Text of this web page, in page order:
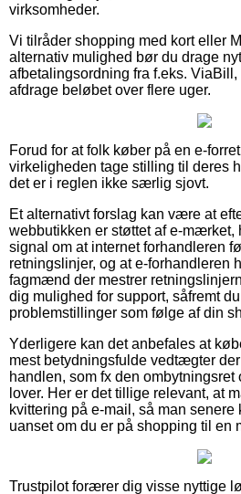
virksomheder.
Vi tilråder shopping med kort eller
alternativ mulighed bør du drage
afbetalingsordning fra f.eks.
afdrage beløbet over flere uger.
Forud for at folk køber på en e-
virkeligheden tage stilling til deres
det er i reglen ikke særlig sjovt.
Et alternativt forslag kan være at
webbutikken er støttet af e-
signal om at internet forhandleren
retningslinjer, og at e-forhandleren
fagmænd der mestrer
dig mulighed for support, såfremt
problemstillinger som følge af din
Yderligere kan det anbefales at
mest betydningsfulde vedtægter
handlen, som fx den
lover. Her er det tillige relevant, at
kvittering på e-mail, så man
uanset om du er på shopping til en
Trustpilot forærer dig visse nyttige